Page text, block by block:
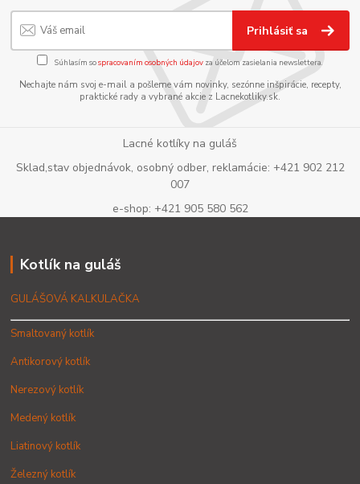
Prihlásiť sa
Súhlasím sospracovaním osobných údajov za účelom zasielania newslettera.
Nechajte nám svoj e-mail a pošleme vám novinky, sezónne inšpirácie, recepty,
praktické rady a vybrané akcie z Lacnekotliky.sk.
Lacné kotlíky na guláš
Sklad,stav objednávok, osobný odber, reklamácie: +421 902 212
007
e-shop: +421 905 580 562
Kotlík na guláš
GULÁŠOVÁ KALKULAČKA
Smaltovaný kotlík
Antikorový kotlík
Nerezový kotlík
Medený kotlík
Liatinový kotlík
Železný kotlík